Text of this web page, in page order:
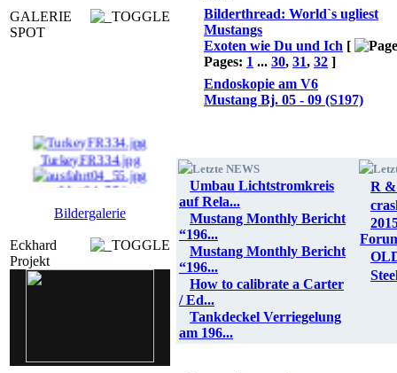
GALERIE
SPOT
TurkeyFR334.jpg
ausfahrt04_55.jpg
gvivaun18_900234.jpg
vateraus_a_I_13_9040 ...
Bildergalerie
Eckhard
Projekt
Bilderthread: World`s ugliest
Mustangs
Exoten wie Du und Ich [
Pages: 1 ... 30, 31, 32 ]
Endoskopie am V6
Mustang Bj. 05 - 09 (S197)
Letzte NEWS
Umbau Lichtstromkreis
auf Rela...
Mustang Monthly Bericht
“196...
Mustang Monthly Bericht
“196...
How to calibrate a Carter
/ Ed...
Tankdeckel Verriegelung
am 196...
R &